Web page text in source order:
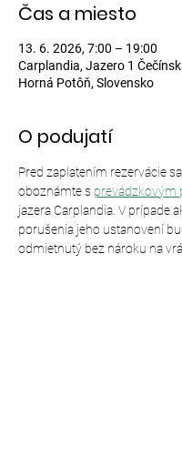
Čas a miesto
13. 6. 2026, 7:00 – 19:00
Carplandia, Jazero 1
Horná Potôň, Slovensko
O podujatí
Pred zaplatením rezervácie
oboznámte s prevádzkovým
jazera Carplandia. V prípade
porušenia jeho ustanovení
odmietnutý bez nároku na